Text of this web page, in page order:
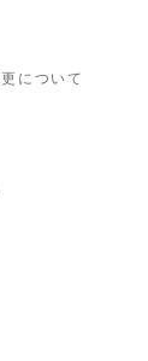
について